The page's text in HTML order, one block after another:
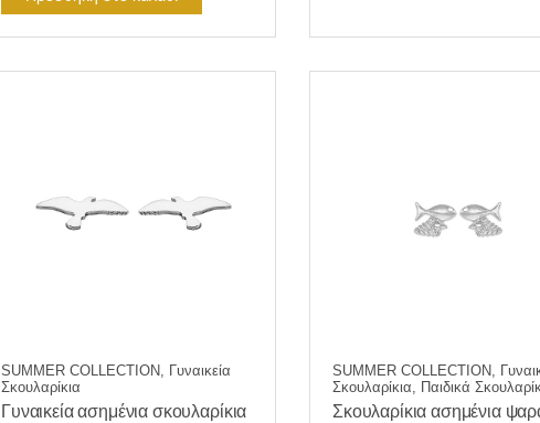
επιλεγούν
στη
SUMMER COLLECTION, Γυναικεία
Σκουλαρίκια
Γυναικεία ασημένια σκουλαρίκια
SUMMER COLLECTION,
Σκουλαρίκια, Παιδικά
Σκουλαρίκια ασημένια